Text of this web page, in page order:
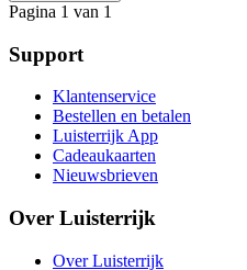
Pagina 1 van 1
Support
Klantenservice
Bestellen en betalen
Luisterrijk App
Cadeaukaarten
Nieuwsbrieven
Over Luisterrijk
Over Luisterrijk